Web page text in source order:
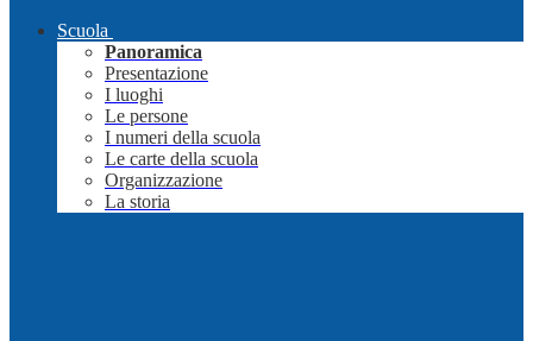
Scuola
Panoramica
Presentazione
I luoghi
Le persone
I numeri della scuola
Le carte della scuola
Organizzazione
La storia